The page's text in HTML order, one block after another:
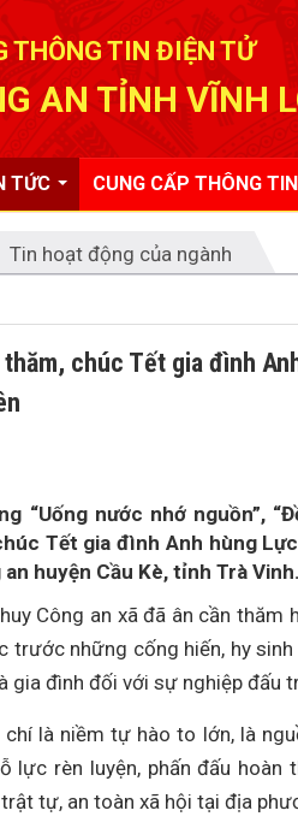
THÔNG TIN ĐIỆN TỬ
AN TỈNH VĨNH
TỨC CUNG CẤP THÔNG
Tin hoạt động của ngành
thăm, chúc Tết gia đình
“Uống nước nhớ nguồn”,
Tết gia đình Anh hùng
huyện Cầu Kè, tỉnh Trà
Công an xã đã ân cần
trước những cống hiến, hy
gia đình đối với sự nghiệp đấu
là niềm tự hào to lớn, là
lực rèn luyện, phấn đấu
tự, an toàn xã hội tại địa